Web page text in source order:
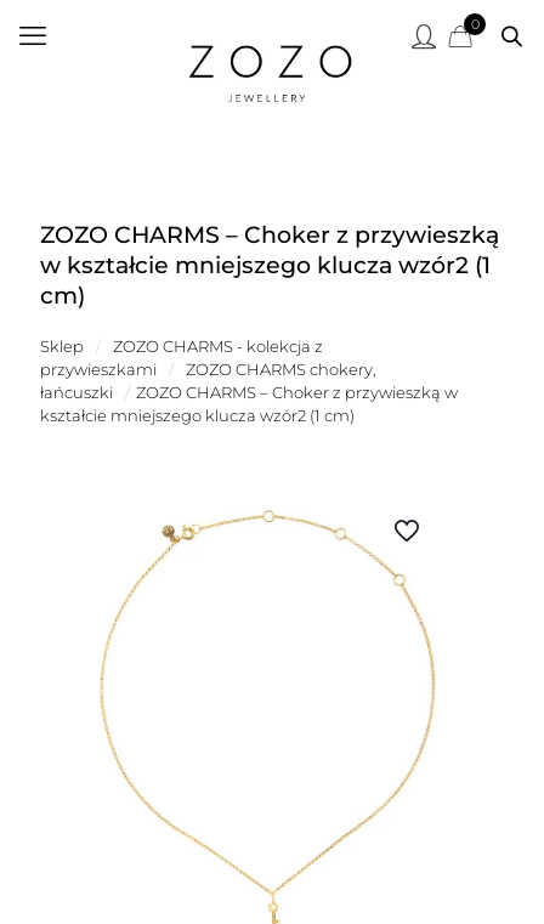
0
ZOZO CHARMS – Choker z przywieszką
w kształcie mniejszego klucza wzór2 (1
cm)
Sklep /
ZOZO CHARMS - kolekcja z
przywieszkami
/
ZOZO CHARMS chokery,
łańcuszki
/ ZOZO CHARMS – Choker z przywieszką w
kształcie mniejszego klucza wzór2 (1 cm)